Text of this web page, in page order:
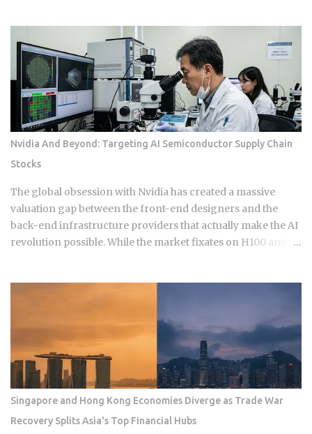
closing . Rate reduction per point: 0.125% to 0.25%, per
Chase and Rocket Mortgage guidance. You get the savings
as a lower monthly payment , not a lump sum refund. Break-
even formula: Cost of Points divided by Monthly Savings,
expressed in months . Take a $3,000 point that saves $25 a
month. That breaks even at 120 months, or 10 years . The
math itself isn't complicated. What makes this hard is that
nobody can guarantee how long they'll keep a loan. Buy
points on a mortgage you refinance or sell in five years, and
you've essentially handed the bank an interest-free loan on
your own money. For most buyers,...
Nvidia And Beyond: Targeting AI Semiconductor Supply Chain
Stocks
The global obsession with Nvidia has created a massive
valuation gap between the front-end designers and the
back-end infrastructure providers that actually make the AI
revolution possible. While the market fixates on H100 and
landscape, the "picks and shovels" of this era are no longer
just about buying the biggest foundry or the most famous
GPU designer. Institutional capital is quietly rotating into
niche suppliers in Taiwan and South Korea that provide the
critical thermal management, high-bandwidth memory
(HBM) testing, and advanced substrate technologies
required for the next generation of AI accelerators. These
Singapore and Hong Kong Economies Diverge as Trade War
Recovery Splits Asia's Top Financial Hubs